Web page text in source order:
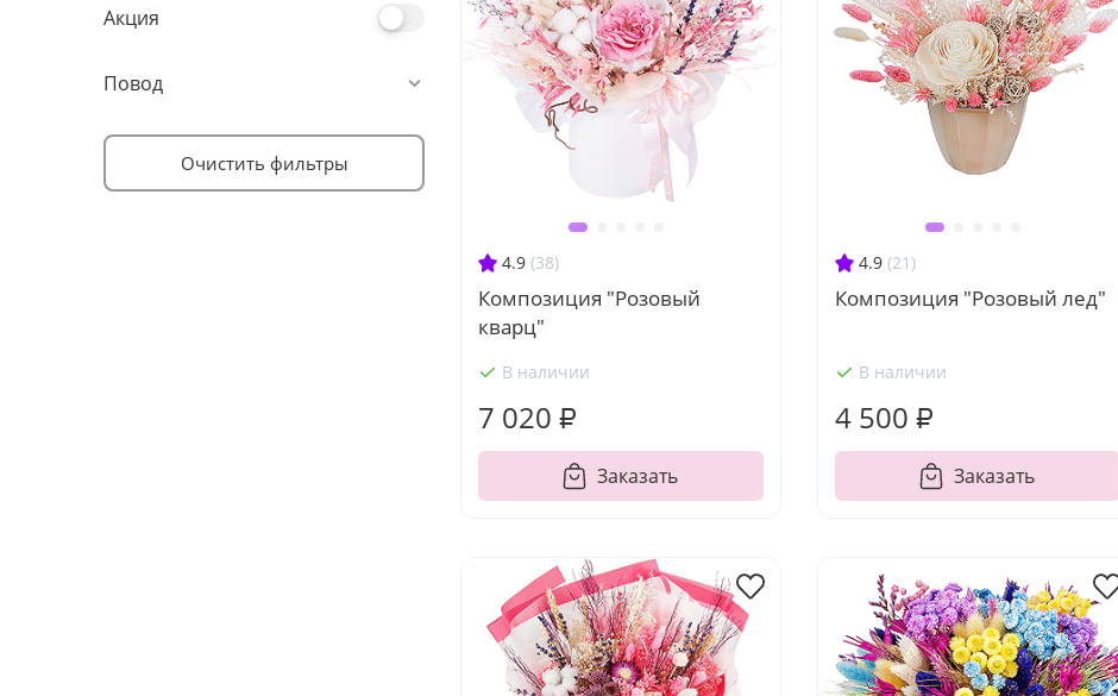
Акция
Повод
Очистить фильтры
4.9 (38)
Композиция "Розовый
кварц"
В наличии
7 020 ₽
Заказать
4.9 (21)
Композиция "Розовый лед"
В наличии
4 500 ₽
Заказать